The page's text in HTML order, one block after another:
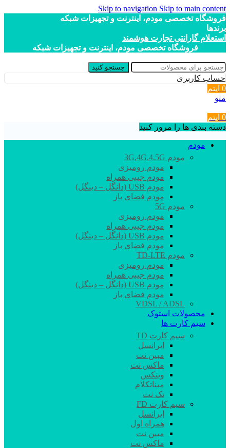
Skip to navigation Skip to main content
فروشگاه تخصصی مودم، اینترنت و تجهیزات شبکه
برندها
استعلام گارانتی تجارت هوشمند
فروشگاه تخصصی مودم، اینترنت و تجهیزات شبکه
جستجو کنید
حساب کاربری
0 آیتم
منو
0 آیتم
دسته بندی ها را مرور کنید
مودم
مودم 3G,4G,4.5G
مودم رومیزی
مودم جیبی همراه
مودم USB (دانگل – دینگل)
مودم فضای باز
مودم 5G
مودم رومیزی
مودم جیبی همراه
مودم USB (دانگل – دینگل)
مودم فضای باز
مودم TD-LTE
مودم رومیزی
مودم جیبی همراه
مودم USB (دانگل – دینگل)
مودم فضای باز
VDSL / ADSL
محصولات استوک
سیم کارت ها
سیم کارت TD
ایرانسل
مبین نت
ماکس نت
وینکس
مبناتکلام
تک نت
سیم کارت FD
ایرانسل
همراه اول
مبین نت
ماکس نت